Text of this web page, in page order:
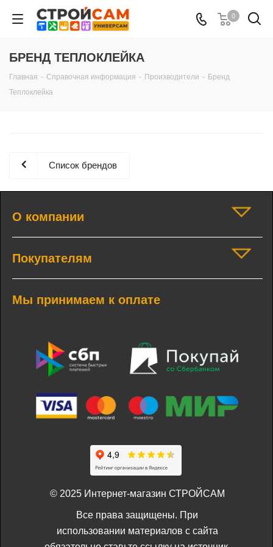
0
БРЕНД ТЕПЛОКЛЕЙКА
Главная - Справочная информация - Производители - Бренд
Теплоклейка
Список брендов
О компании
Покупателям
Мы принимаем к оплате
© 2025 Интернет-магазин СТРОЙСАМ
Все права защищены. При
использовании материалов с сайта